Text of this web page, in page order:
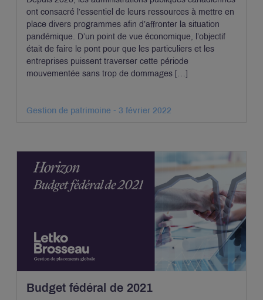
ont consacré l’essentiel de leurs ressources à mettre en
place divers programmes afin d’affronter la situation
pandémique. D’un point de vue économique, l’objectif
était de faire le pont pour que les particuliers et les
entreprises puissent traverser cette période
mouvementée sans trop de dommages […]
Gestion de patrimoine - 3 février 2022
Budget fédéral de 2021